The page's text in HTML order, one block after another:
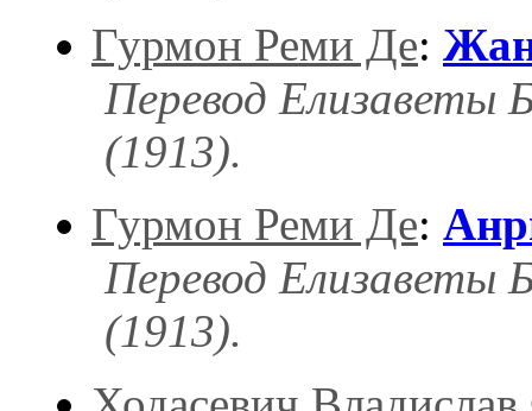
Гурмон Реми Де:
Перевод Елизаветы
(1913).
Гурмон Реми Де:
Перевод Елизаветы
(1913).